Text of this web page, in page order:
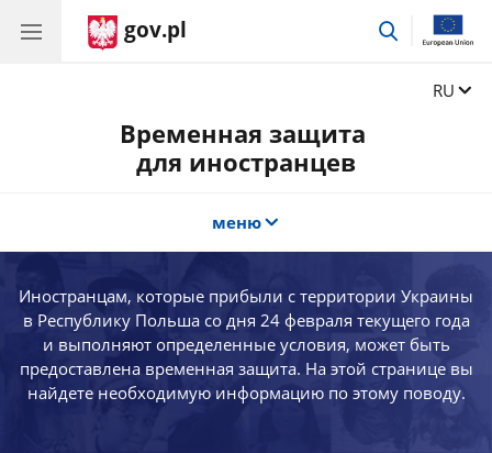
gov.pl поиск
RU
Временная защита
для иностранцев
меню
Иностранцам, которые прибыли с территории Украины
в Республику Польша со дня 24 февраля текущего года
и выполняют определенные условия, может быть
предоставлена временная защита. На этой странице вы
найдете необходимую информацию по этому поводу.